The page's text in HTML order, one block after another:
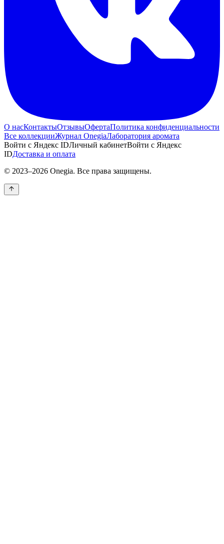
О насКонтактыОтзывыОфертаПолитика конфиденциальности
Все коллекцииЖурнал OnegiaЛаборатория аромата
Войти с Яндекс IDЛичный кабинетВойти с Яндекс
IDДоставка и оплата
© 2023–2026 Onegia. Все права защищены.